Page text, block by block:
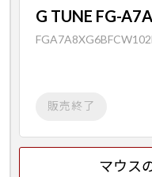
G TUNE FG-
販売終了
マウス